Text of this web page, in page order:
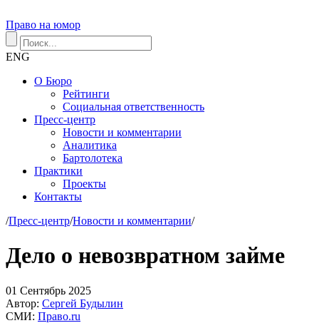
Право на юмор
ENG
О Бюро
Рейтинги
Социальная ответственность
Пресс-центр
Новости и комментарии
Аналитика
Бартолотека
Практики
Проекты
Контакты
/Пресс-центр/Новости и комментарии/
Дело о невозвратном займе
01 Сентябрь 2025
Автор: Сергей Будылин
СМИ: Право.ru